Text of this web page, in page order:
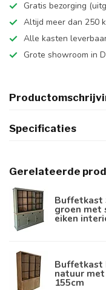
Gratis bezorging
Altijd meer dan 250
Alle kasten
Grote showroom in
Specificaties
Gerelateerde
Buffetkast
groen met
eiken
Buffetkast
natuur
155cm